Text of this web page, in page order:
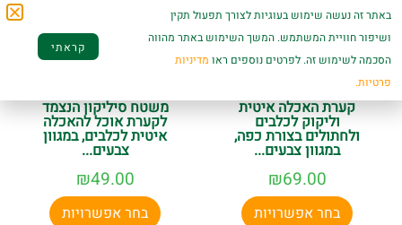
קערת האכלה איטית
וליקוק לכלבים
ולחתולים בצורת כפה,
במגוון צבעים...
₪69.00
בחר אפשרויות
משטח סיליקון הנצמד
לקערת אוכל להאכלה
איטית לכלבים, במגוון
צבעים...
₪49.00
בחר אפשרויות
באתר זה נעשה שימוש בעוגיות לצורך תפעול תקין
ושיפור חוויית המשתמש. המשך השימוש באתר מהווה
הסכמה לשימוש זה. לפרטים נוספים ראו מדיניות
פרטיות.
קראתי